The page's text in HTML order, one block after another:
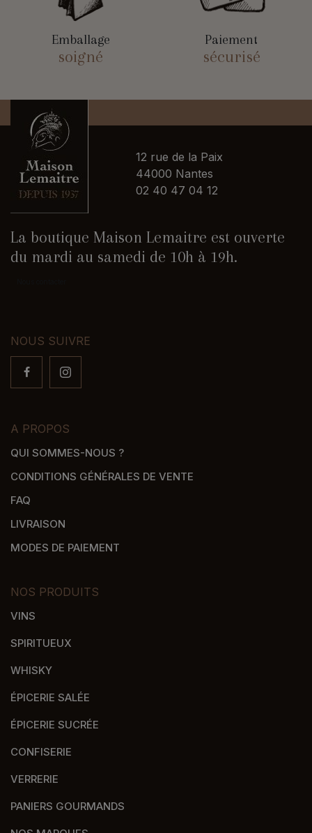
Emballage
soigné
Paiement
sécurisé
12 rue de la Paix
44000 Nantes
02 40 47 04 12
La boutique Maison Lemaitre est ouverte
du mardi au samedi de 10h à 19h.
NOUS SUIVRE
A PROPOS
QUI SOMMES-NOUS ?
CONDITIONS GÉNÉRALES DE VENTE
FAQ
LIVRAISON
MODES DE PAIEMENT
NOS PRODUITS
VINS
SPIRITUEUX
WHISKY
ÉPICERIE SALÉE
ÉPICERIE SUCRÉE
CONFISERIE
VERRERIE
PANIERS GOURMANDS